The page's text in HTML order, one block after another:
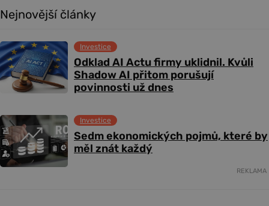
Nejnovější články
Odklad AI Actu firmy uklidnil. Kvůli
Shadow AI přitom porušují
povinnosti už dnes
Investice
Sedm ekonomických pojmů, které by
měl znát každý
Investice
REKLAMA